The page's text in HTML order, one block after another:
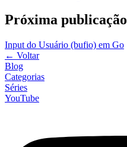
Próxima publicação
Input do Usuário (bufio) em Go
← Voltar
Blog
Categorias
Séries
YouTube